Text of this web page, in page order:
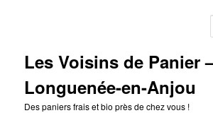
Les Voisins de Panier
Longuenée-en-Anjou
Des paniers frais et bio près de chez vous !